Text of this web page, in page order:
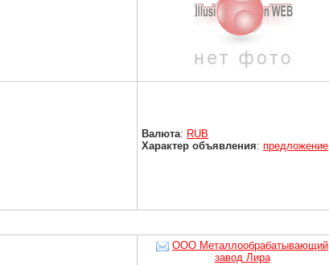
Валюта: RUB
Характер объявления: предложение
ООО Металлообрабатывающий
завод Лира